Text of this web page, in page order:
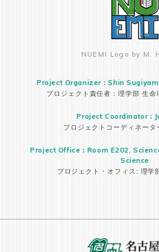
NUEMI Logo by M.
Project Organizer：Shin
プロジェクト責任者：理学部 生命
Project Coordinator：
プロジェクトコーディネータ
Project Office：Room E202,
Science
プロジェクト・オフィス: 理学